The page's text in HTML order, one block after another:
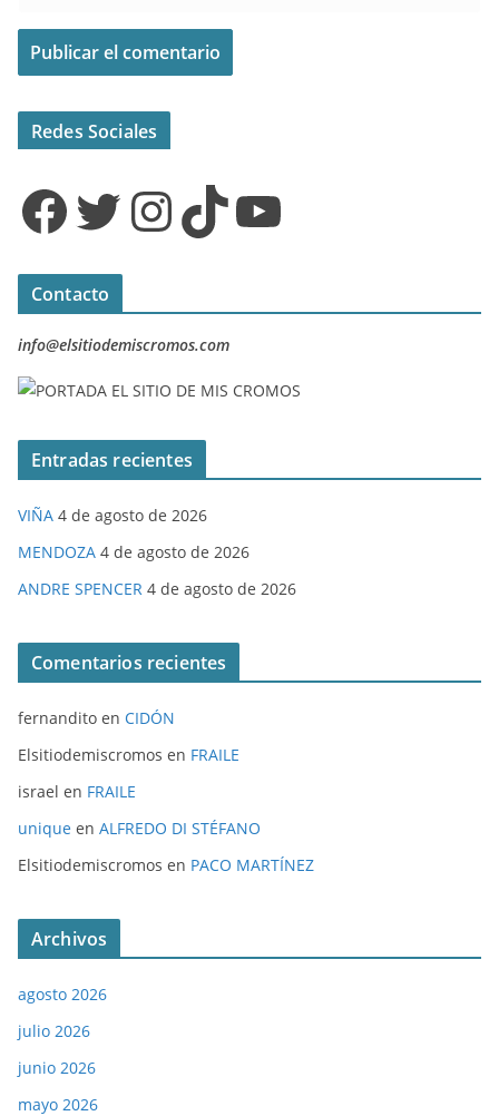
Redes Sociales
Facebook Twitter InstagramTikTok YouTube
Contacto
info@elsitiodemiscromos.com
Entradas recientes
VIÑA 4 de agosto de 2026
MENDOZA 4 de agosto de 2026
ANDRE SPENCER 4 de agosto de 2026
Comentarios recientes
fernandito en CIDÓN
Elsitiodemiscromos en FRAILE
israel en FRAILE
unique en ALFREDO DI STÉFANO
Elsitiodemiscromos en PACO MARTÍNEZ
Archivos
agosto 2026
julio 2026
junio 2026
mayo 2026